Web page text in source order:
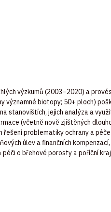
výzkumů (2003–2020) a
významné biotopy; 50+ploch)
nastanovištích,jejich analýzaa
(včetně nově zjištěných
řešeníproblematikyochranyapéče
úlevafinančních kompenzací
péči obřehové porostyapoříční